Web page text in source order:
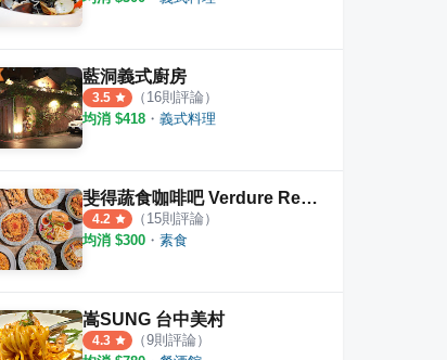
藍洞義式廚房
3.5 （ 16則評論）
均消 $418 ・ 義式料理
斐得蔬食咖啡吧 Verdure Restaurant
4.2 （ 15則評論）
均消 $300 ・ 素食
嵩SUNG 台中美村
4.3 （9則評論）